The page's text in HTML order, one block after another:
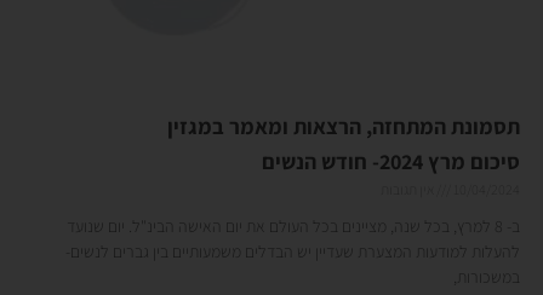
תסמונת המתחזה, הרצאות ומאמר במגזין
סיכום מרץ 2024- חודש הנשים
ב- 8 למרץ, בכל שנה, מציינים בכל העולם את יום האישה הבינ"ל. יום שנועד
להעלות למודעות המצערת שעדיין יש הבדלים משמעותיים בין גברים לנשים-
במשכורות,